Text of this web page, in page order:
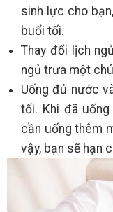
sinh lực cho
buổi tối.
Thay đổi lịch
ngủ trưa một
Uống đủ nước
tối. Khi đã
cần uống thêm
vậy, bạn sẽ hạn